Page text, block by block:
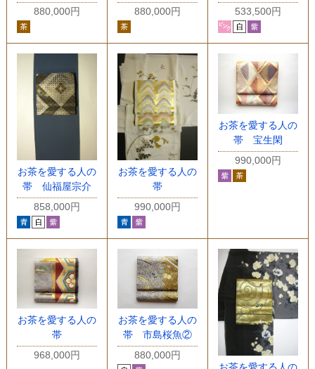
880,000円
880,000円
533,500円
お茶を愛する人の
帯 仙福屋宗介
858,000円
お茶を愛する人の
帯
990,000円
お茶を愛する人の
帯 宝生閑
990,000円
お茶を愛する人の
帯
968,000円
お茶を愛する人の
帯 市島桜魚②
880,000円